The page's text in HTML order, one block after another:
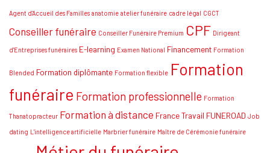
national
thanatopraxie
Conseils
Agent d'Accueil des Familles anatomie atelier funéraire cadre légal CGCT
Conseiller funéraire Conseiller Funéraire Premium CPF Dirigeant
d'Entreprises funéraires E-learning Examen National Financement Formation
Blended Formation diplômante Formation flexible Formation
funéraire Formation professionnelle Formation
Thanatopracteur Formation à distance France Travail FUNEROAD Job
dating L'intelligence artificielle Marbrier funéraire Maître de Cérémonie funéraire